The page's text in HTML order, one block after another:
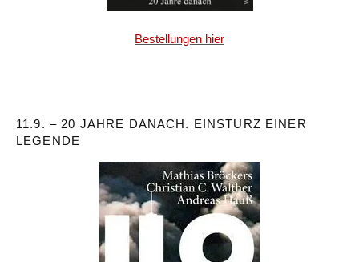
Bestellungen hier
11.9. – 20 JAHRE DANACH. EINSTURZ EINER
LEGENDE